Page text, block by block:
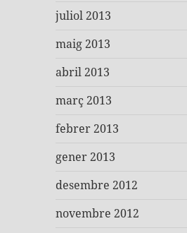
juliol 2013
maig 2013
abril 2013
març 2013
febrer 2013
gener 2013
desembre 2012
novembre 2012